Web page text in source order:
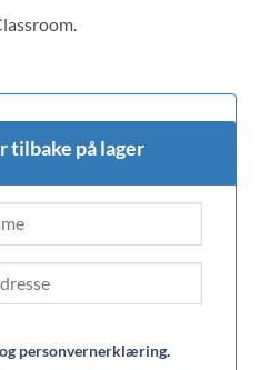
tilbake på lager
personvernerklæring.